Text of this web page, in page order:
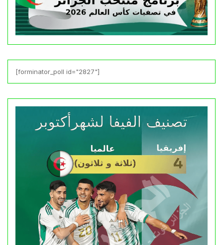
[forminator_poll id="2827"]